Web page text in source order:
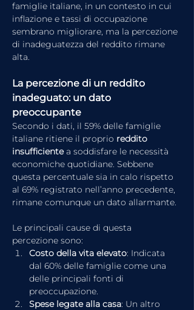
famiglie italiane, in un contesto in cui
inflazione e tassi di occupazione
sembrano migliorare, ma la percezione
di inadeguatezza del reddito rimane
alta.
La percezione di un reddito
inadeguato: un dato
preoccupante
Secondo i dati, il 59% delle famiglie
italiane ritiene il proprio reddito
insufficiente a soddisfare le necessità
economiche quotidiane. Sebbene
questa percentuale sia in calo rispetto
al 69% registrato nell’anno precedente,
rimane comunque un dato allarmante.
Le principali cause di questa
percezione sono:
Costo della vita elevato: Indicata
dal 60% delle famiglie come una
delle principali fonti di
preoccupazione.
Spese legate alla casa: Un altro